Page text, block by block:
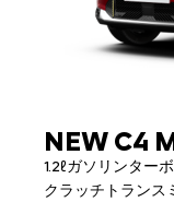
NEW C4
1.2ℓガソリンター
クラッチトランス